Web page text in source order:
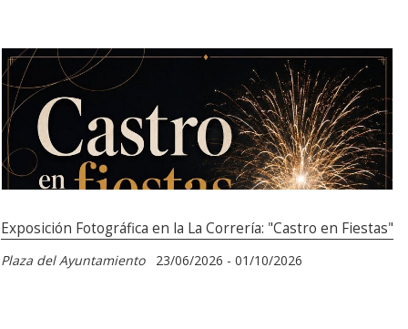
Exposición Fotográfica en la La Correría: "Castro en Fiestas"
Plaza del Ayuntamiento 23/06/2026 - 01/10/2026